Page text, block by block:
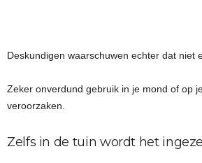
Deskundigen waarschuwen echter dat niet
Zeker onverdund gebruik in je mond of op
veroorzaken.
Zelfs in de tuin wordt het